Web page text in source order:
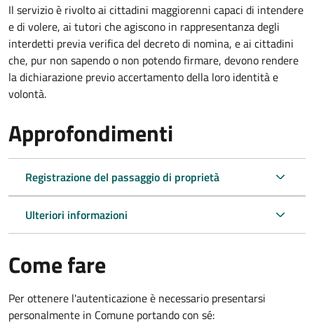
Il servizio è rivolto ai cittadini maggiorenni capaci di intendere
e di volere, ai tutori che agiscono in rappresentanza degli
interdetti previa verifica del decreto di nomina, e ai cittadini
che, pur non sapendo o non potendo firmare, devono rendere
la dichiarazione previo accertamento della loro identità e
volontà.
Approfondimenti
Registrazione del passaggio di proprietà
Ulteriori informazioni
Come fare
Per ottenere l'autenticazione è necessario presentarsi
personalmente in Comune portando con sé: